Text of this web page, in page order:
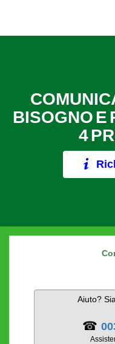
BISOGNO E
4
Aiuto?
☎